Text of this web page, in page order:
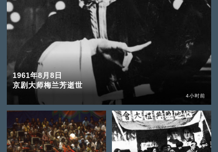
1961年8月8日
京剧大师梅兰芳逝世
4小时前